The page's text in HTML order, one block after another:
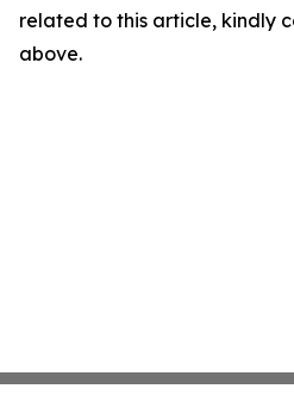
related to this article, kindly
above.